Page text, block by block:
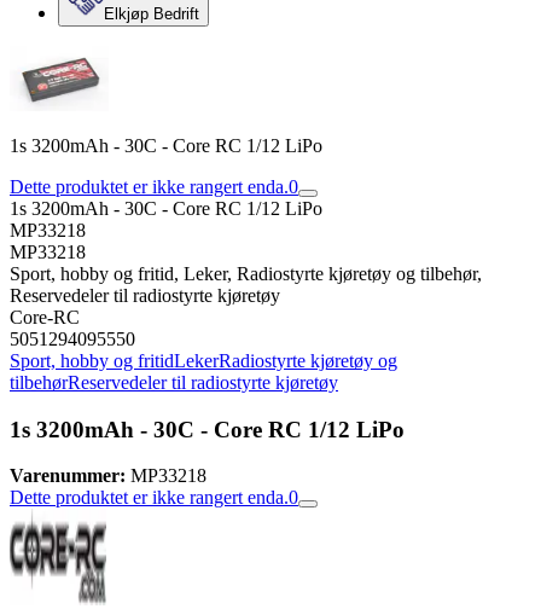
Elkjøp Bedrift
1s 3200mAh - 30C - Core RC 1/12 LiPo
Dette produktet er ikke rangert enda.0
1s 3200mAh - 30C - Core RC 1/12 LiPo
MP33218
MP33218
Sport, hobby og fritid, Leker, Radiostyrte kjøretøy og tilbehør,
Reservedeler til radiostyrte kjøretøy
Core-RC
5051294095550
Sport, hobby og fritidLekerRadiostyrte kjøretøy og
tilbehørReservedeler til radiostyrte kjøretøy
1s 3200mAh - 30C - Core RC 1/12 LiPo
Varenummer: MP33218
Dette produktet er ikke rangert enda.0